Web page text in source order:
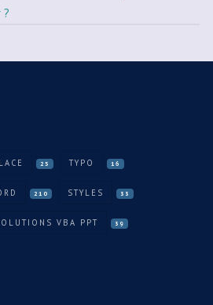
?
25 TYPO 16
210 STYLES 33
VBA PPT 39